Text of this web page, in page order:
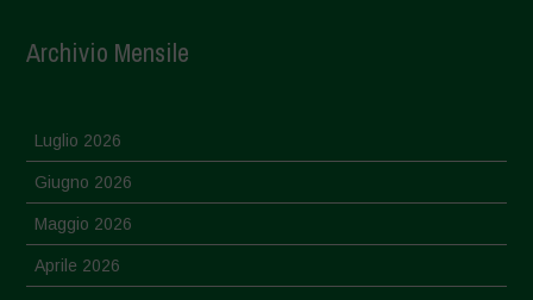
Archivio Mensile
Luglio 2026
Giugno 2026
Maggio 2026
Aprile 2026